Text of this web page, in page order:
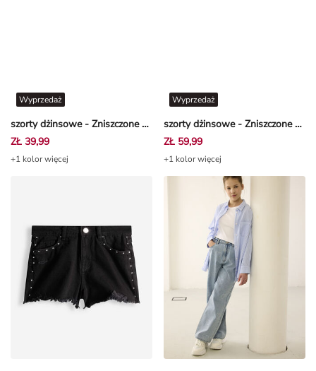
szorty dżinsowe - Zniszczone - Czarny
Wyprzedaż
ZŁ 39,99
+1 kolor więcej
szorty dżinsowe - Zniszczone - niebieski
Wyprzedaż
ZŁ 59,99
+1 kolor więcej